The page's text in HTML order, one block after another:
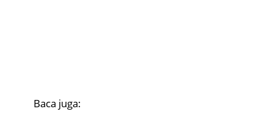
Baca juga: